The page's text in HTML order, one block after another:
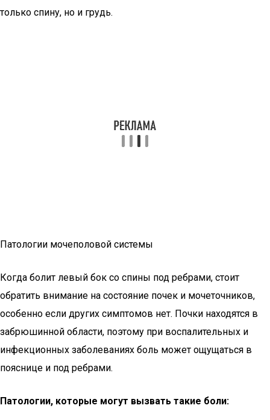
только спину, но и грудь.
Патологии мочеполовой системы
Когда болит левый бок со спины под ребрами, стоит
обратить внимание на состояние почек и мочеточников,
особенно если других симптомов нет. Почки находятся в
забрюшинной области, поэтому при воспалительных и
инфекционных заболеваниях боль может ощущаться в
пояснице и под ребрами.
Патологии, которые могут вызвать такие боли: